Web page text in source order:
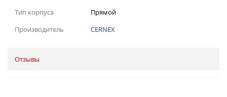
Тип корпуса
Прямой
Производитель
CERNEX
Отзывы